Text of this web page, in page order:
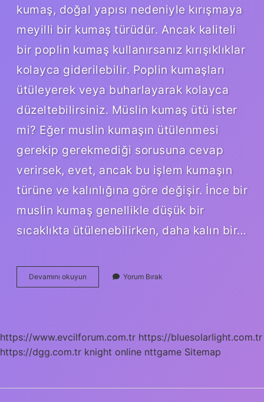
kumaş, doğal yapısı nedeniyle kırışmaya
meyilli bir kumaş türüdür. Ancak kaliteli
bir poplin kumaş kullanırsanız kırışıklıklar
kolayca giderilebilir. Poplin kumaşları
ütüleyerek veya buharlayarak kolayca
düzeltebilirsiniz. Müslin kumaş ütü ister
mi? Eğer muslin kumaşın ütülenmesi
gerekip gerekmediği sorusuna cevap
verirsek, evet, ancak bu işlem kumaşın
türüne ve kalınlığına göre değişir. İnce bir
muslin kumaş genellikle düşük bir
sıcaklıkta ütülenebilirken, daha kalın bir…
Devamını okuyun
Kumaş
Yorum Bırak
https://www.evcilforum.com.tr https://bluesolarlight.com.tr
https://dgg.com.tr knight online nttgame Sitemap